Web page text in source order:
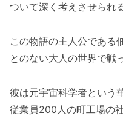
ついて深く考えさせられ
この物語の主人公である
とのない大人の世界で戦
彼は元宇宙科学者という
従業員200人の町工場の